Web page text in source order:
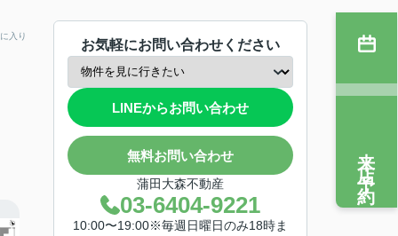
入り
お気軽にお問い合わせください
LINEからお問い合わせ
無料お問い合わせ
蒲田大森不動産
03-6404-9221
10:00〜19:00※毎週日曜日のみ18時ま
来店予約